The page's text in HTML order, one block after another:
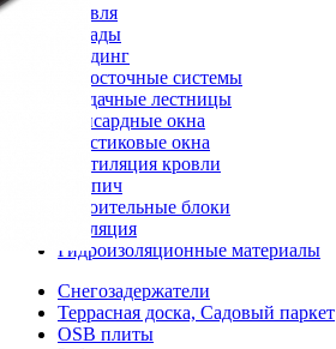
Кровля
Фасады
Сайдинг
Водосточные системы
Чердачные лестницы
Мансардные окна
Пластиковые окна
Вентиляция кровли
Кирпич
Строительные блоки
Изоляция
Гидроизоляционные материалы
Снегозадержатели
Террасная доска, Садовый паркет
OSB плиты